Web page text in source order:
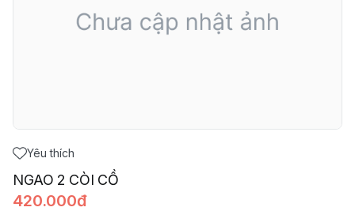
Yêu thích
NGAO 2 CÒI CỒ
420.000đ